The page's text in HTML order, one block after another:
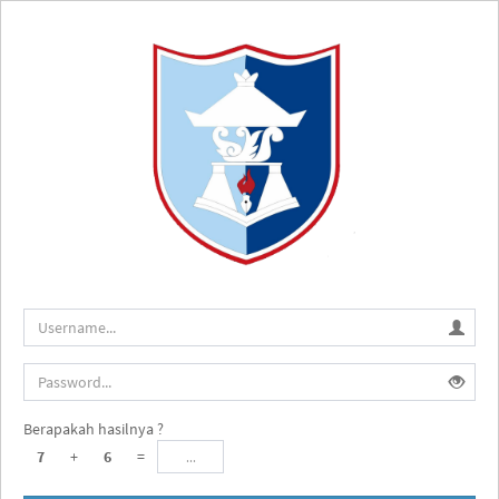
Berapakah hasilnya ?
7
+ 6 =